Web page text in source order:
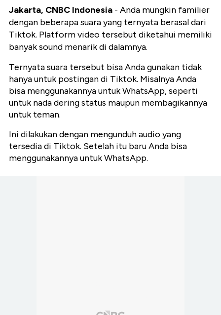
Jakarta, CNBC Indonesia - Anda mungkin familier
dengan beberapa suara yang ternyata berasal dari
Tiktok. Platform video tersebut diketahui memiliki
banyak sound menarik di dalamnya.
Ternyata suara tersebut bisa Anda gunakan tidak
hanya untuk postingan di Tiktok. Misalnya Anda
bisa menggunakannya untuk WhatsApp, seperti
untuk nada dering status maupun membagikannya
untuk teman.
Ini dilakukan dengan mengunduh audio yang
tersedia di Tiktok. Setelah itu baru Anda bisa
menggunakannya untuk WhatsApp.